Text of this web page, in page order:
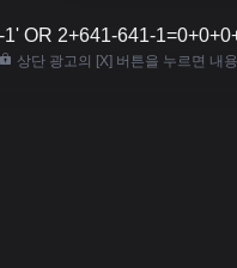
-1' OR 2+641-641-
상단 광고의 [X] 버튼을 누르면 내